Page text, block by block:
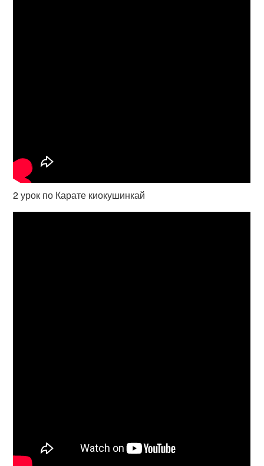
2 урок по Карате киокушинкай